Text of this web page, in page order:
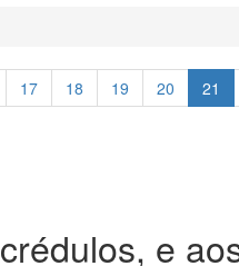
17 18 19 20 21
e